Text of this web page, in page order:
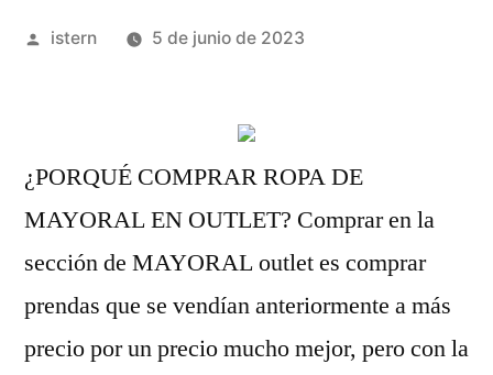
Publicado
istern 5 de junio de 2023
¿PORQUÉ COMPRAR ROPA DE
MAYORAL EN OUTLET? Comprar en la
sección de MAYORAL outlet es comprar
prendas que se vendían anteriormente a más
precio por un precio mucho mejor, pero con la